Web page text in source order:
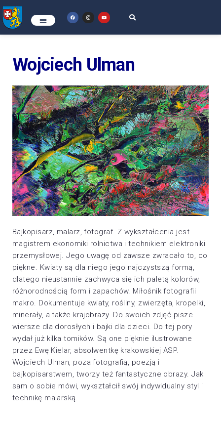
Wojciech Ulman
Bajkopisarz, malarz, fotograf. Z wykształcenia jest
magistrem ekonomiki rolnictwa i technikiem elektroniki
przemysłowej. Jego uwagę od zawsze zwracało to, co
piękne. Kwiaty są dla niego jego najczystszą formą,
dlatego nieustannie zachwyca się ich paletą kolorów,
różnorodnością form i zapachów. Miłośnik fotografii
makro. Dokumentuje kwiaty, rośliny, zwierzęta, kropelki,
minerały, a także krajobrazy. Do swoich zdjęć pisze
wiersze dla dorosłych i bajki dla dzieci. Do tej pory
wydał już kilka tomików. Są one pięknie ilustrowane
przez Ewę Kielar, absolwentkę krakowskiej ASP.
Wojciech Ulman, poza fotografią, poezją i
bajkopisarstwem, tworzy też fantastyczne obrazy. Jak
sam o sobie mówi, wykształcił swój indywidualny styl i
technikę malarską.